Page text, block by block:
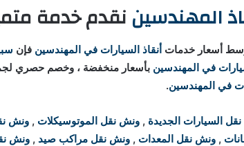
المهندسين نقدم خدمة
أسعار خدمات أنقاذ السيارات في المهندسين فإن
في المهندسين بأسعار منخفضة ، وخصم حصري لجميع
في المهندسين.
السيارات الجديدة , ونش نقل الموتوسيكلات , ونش
, ونش نقل المعدات , ونش نقل مراكب صيد , ونش